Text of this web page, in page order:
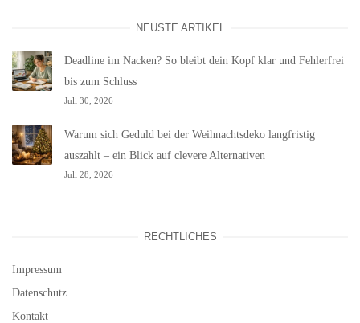
NEUSTE ARTIKEL
Deadline im Nacken? So bleibt dein Kopf klar und Fehlerfrei
bis zum Schluss
Juli 30, 2026
Warum sich Geduld bei der Weihnachtsdeko langfristig
auszahlt – ein Blick auf clevere Alternativen
Juli 28, 2026
RECHTLICHES
Impressum
Datenschutz
Kontakt